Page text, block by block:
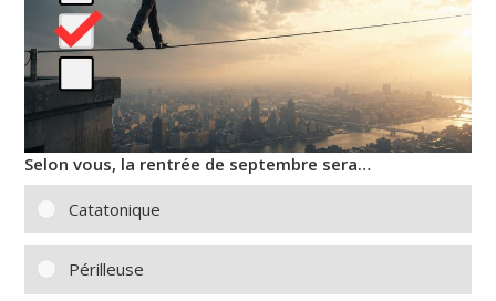
Selon vous, la rentrée de septembre sera…
Catatonique
Périlleuse